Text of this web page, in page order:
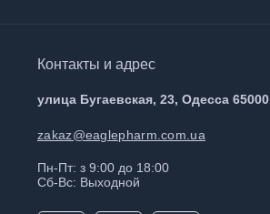
Контакты и адрес
улица Бугаевская, 23, Одесса 65000
zakaz@eaglepharm.com.ua
Пн-Пт: з 9:00 до 18:00
Сб-Вс: Выходной